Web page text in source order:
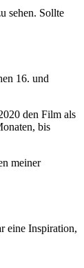
sehen. Sollte
16. und
den Film als
bis
meiner
eine Inspiration,